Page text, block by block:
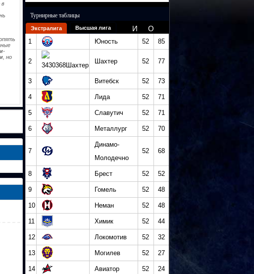
в
но
Турнирные таблицы
Экстралига Высшая лига И О
1 Юность 52 85
2 Шахтер 52 77
3 Витебск 52 73
4 Лида 52 71
5 Славутич 52 71
6 Металлург 52 70
7
Динамо-
Молодечно
52 68
8 Брест 52 52
9 Гомель 52 48
10 Неман 52 48
11 Химик 52 44
12 Локомотив 52 32
13 Могилев 52 27
14 Авиатор 52 24